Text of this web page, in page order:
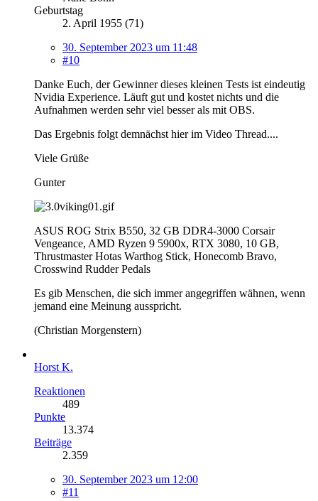
Geburtstag
2. April 1955 (71)
30. September 2023 um 11:48
#10
Danke Euch, der Gewinner dieses kleinen Tests ist eindeutig
Nvidia Experience. Läuft gut und kostet nichts und die
Aufnahmen werden sehr viel besser als mit OBS.
Das Ergebnis folgt demnächst hier im Video Thread....
Viele Grüße
Gunter
ASUS ROG Strix B550, 32 GB DDR4-3000 Corsair
Vengeance, AMD Ryzen 9 5900x, RTX 3080, 10 GB,
Thrustmaster Hotas Warthog Stick, Honecomb Bravo,
Crosswind Rudder Pedals
Es gib Menschen, die sich immer angegriffen wähnen, wenn
jemand eine Meinung ausspricht.
(Christian Morgenstern)
Horst K.
Reaktionen
489
Punkte
13.374
Beiträge
2.359
30. September 2023 um 12:00
#11